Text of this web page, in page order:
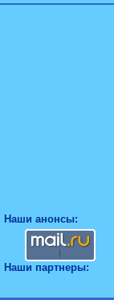
Наши анонсы:
Наши партнеры: